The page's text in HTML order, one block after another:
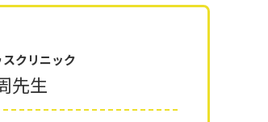
クリニック
先生